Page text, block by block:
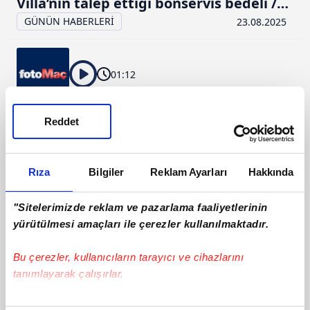
Rıza Bilgiler Reklam Ayarları Hakkında
"Sitelerimizde reklam ve pazarlama faaliyetlerinin
yürütülmesi amaçları ile çerezler kullanılmaktadır.
Bu çerezler, kullanıcıların tarayıcı ve cihazlarını
tanımlayarak çalışırlar.
Bu çerezlere izin vermeniz halinde sizlere özel
Reddet
23.08.25
GÜNÜN HABERLERİ 23.08.2025
01:12
Trabzonspor’da gündem orta saha
transferi! 3 yıldız ön planda / 23.08.25
23.08.2025
GALATASARAY HABERİ | NEOM'dan Barış
Alper Yılmaz'a yeni teklif! Transferde
flaş gelişme / 23.08.25